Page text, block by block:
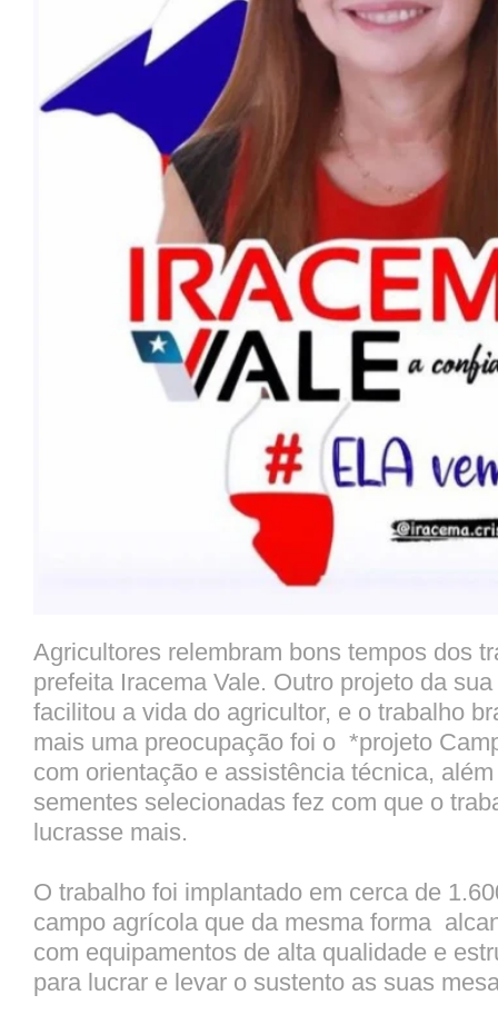
Agricultores relembram bons tempos dos
prefeita Iracema Vale. Outro projeto da
facilitou a vida do agricultor, e o trabalho
mais uma preocupação foi o *projeto
com orientação e assistência técnica,
sementes selecionadas fez com que o
lucrasse mais.
O trabalho foi implantado em cerca de
campo agrícola que da mesma forma
com equipamentos de alta qualidade e
para lucrar e levar o sustento as suas